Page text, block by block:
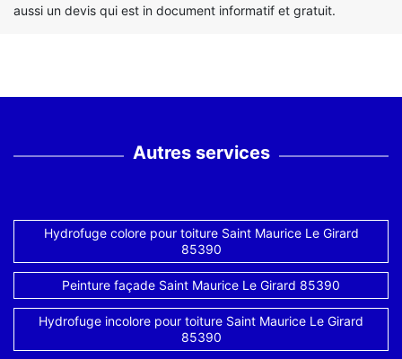
aussi un devis qui est in document informatif et gratuit.
Autres services
Hydrofuge colore pour toiture Saint Maurice Le Girard
85390
Peinture façade Saint Maurice Le Girard 85390
Hydrofuge incolore pour toiture Saint Maurice Le Girard
85390